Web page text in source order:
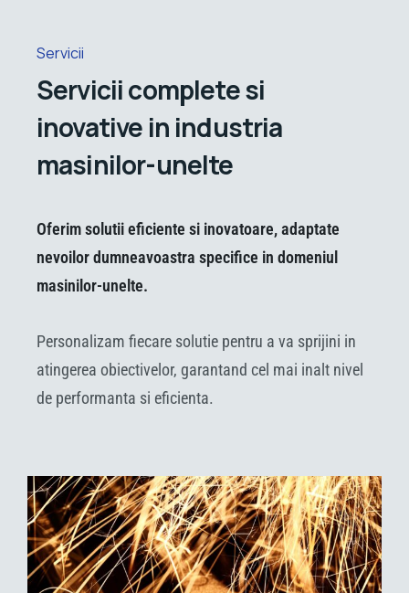
Servicii
Servicii complete si
inovative in industria
masinilor-unelte
Oferim solutii eficiente si inovatoare, adaptate
nevoilor dumneavoastra specifice in domeniul
masinilor-unelte.
Personalizam fiecare solutie pentru a va sprijini in
atingerea obiectivelor, garantand cel mai inalt nivel
de performanta si eficienta.